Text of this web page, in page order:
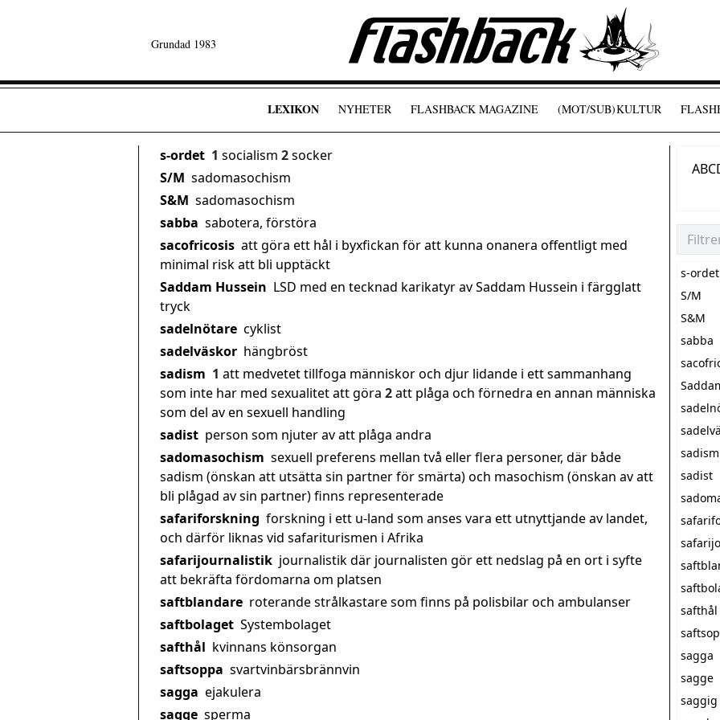
Grundad 1983
LEXIKON NYHETER FLASHBACK MAGAZINE (MOT/SUB)KULTUR
s-ordet 1 socialism 2socker
S/M sadomasochism
S&M sadomasochism
sabba sabotera, förstöra
sacofricosis att göra ett hål i byxfickan för att kunna onanera offentligt med
minimal risk att bli upptäckt
Saddam Hussein LSD med en tecknad karikatyr av Saddam Hussein i färgglatt
tryck
sadelnötare cyklist
sadelväskor hängbröst
sadism 1 att medvetet tillfoga människor och djur lidande i ett sammanhang
som inte har med sexualitet att göra 2att plåga och förnedra en annan människa
som del av en sexuell handling
sadist person som njuter av att plåga andra
sadomasochism sexuell preferens mellan två eller flera personer, där både
sadism (önskan att utsätta sin partner för smärta) och masochism (önskan av att
bli plågad av sin partner) finns representerade
safariforskning forskning i ett u-land som anses vara ett utnyttjande av landet,
och därför liknas vid safariturismen i Afrika
safarijournalistik journalistik där journalisten gör ett nedslag på en ort i syfte
att bekräfta fördomarna om platsen
saftblandare roterande strålkastare som finns på polisbilar och ambulanser
saftbolaget Systembolaget
safthål kvinnans könsorgan
saftsoppa svartvinbärsbrännvin
sagga ejakulera
sagge sperma
ABC
s-ordet
S/M
S&M
sabba
sadism
sadist
safthål
sagga
sagge
saggig